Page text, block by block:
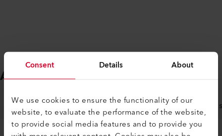
Consent Details About
We use cookies to ensure the functionality of our
website, to evaluate the performance of the website,
to provide social media features and to provide you
ACCESSOIRES
ACCESSOIRES SPÉCIFIQUES AUX MACHINE